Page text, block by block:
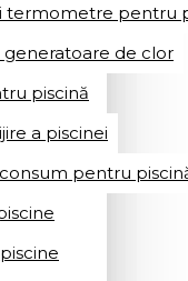
termometre pentru
generatoare de clor
piscină
a piscinei
pentru